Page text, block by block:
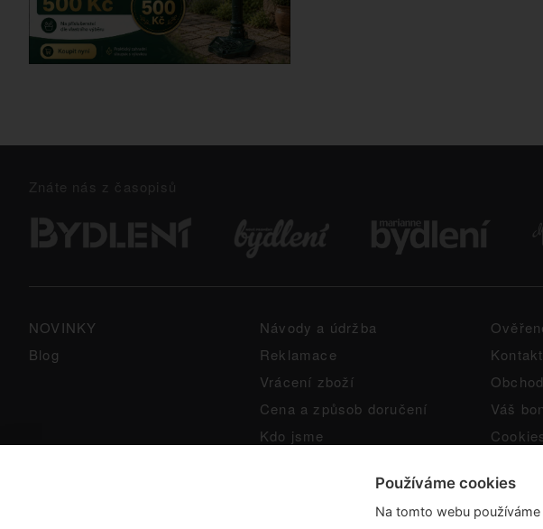
Znáte nás z časopisů
NOVINKY
Blog
Návody a údržba
Reklamace
Vrácení zboží
Cena a způsob doručení
Kdo jsme
Kontakt
Váš
Používáme cookies
Na tomto webu